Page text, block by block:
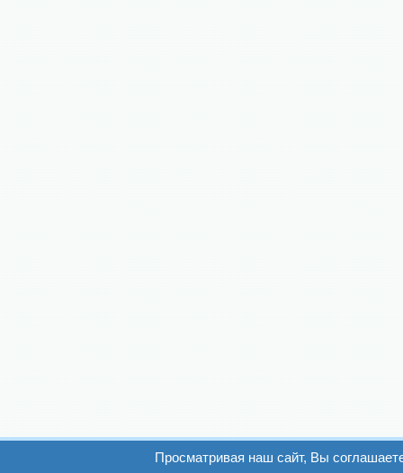
Просматривая наш сайт, Вы